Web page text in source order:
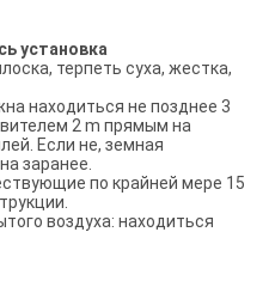
установка
терпеть суха, жестка,
находиться не позднее 3
2 m прямым на
Если не, земная
заранее.
по крайней мере 15
воздуха: находиться